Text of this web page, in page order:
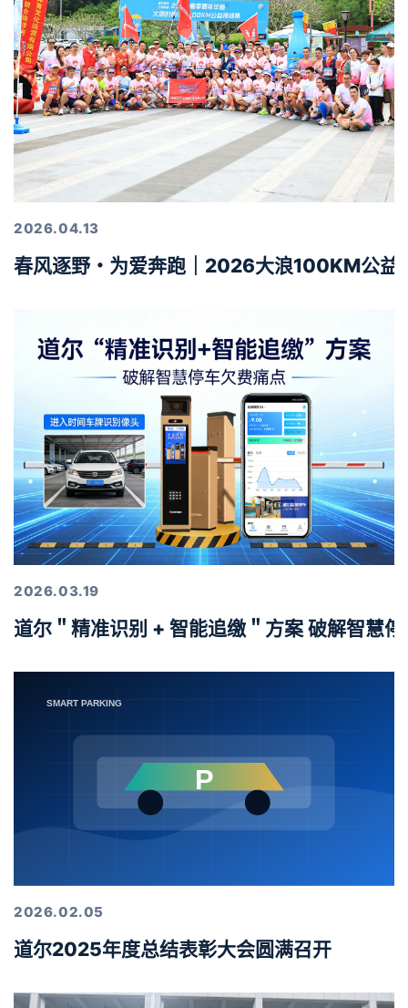
2026.04.13
春风逐野・为爱奔跑｜2026大浪100KM公益
2026.03.19
道尔＂精准识别 + 智能追缴＂方案 破解智慧
2026.02.05
道尔2025年度总结表彰大会圆满召开